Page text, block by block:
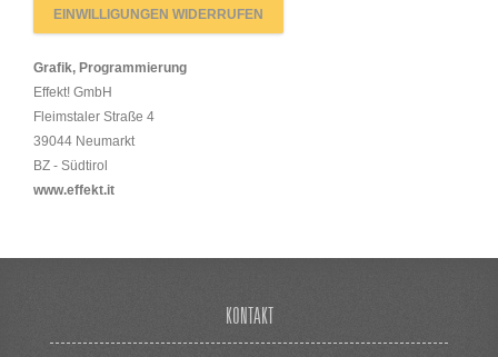
EINWILLIGUNGEN WIDERRUFEN
Grafik, Programmierung
Effekt! GmbH
Fleimstaler Straße 4
39044 Neumarkt
BZ - Südtirol
www.effekt.it
KONTAKT